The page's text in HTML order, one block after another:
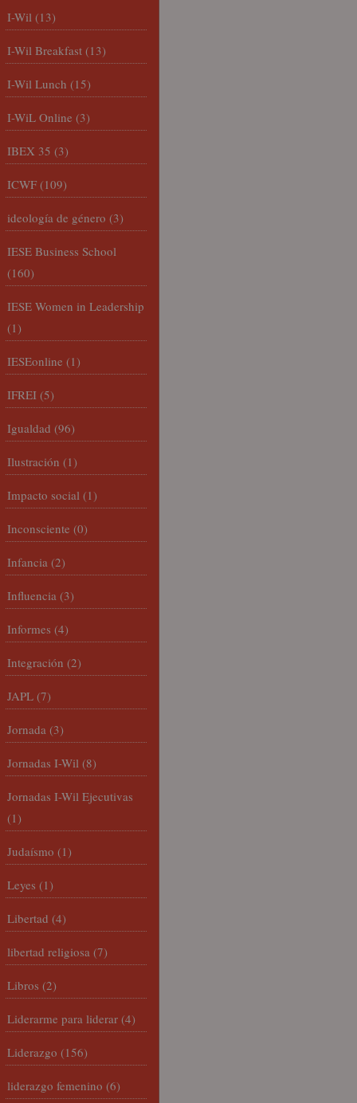
I-Wil (13)
I-Wil Breakfast (13)
I-Wil Lunch (15)
I-WiL Online (3)
IBEX 35 (3)
ICWF (109)
ideología de género (3)
IESE Business School
(160)
IESE Women in Leadership
(1)
IESEonline (1)
IFREI (5)
Igualdad (96)
Ilustración (1)
Impacto social (1)
Inconsciente (0)
Infancia (2)
Influencia (3)
Informes (4)
Integración (2)
JAPL (7)
Jornada (3)
Jornadas I-Wil (8)
Jornadas I-Wil Ejecutivas
(1)
Judaísmo (1)
Leyes (1)
Libertad (4)
libertad religiosa (7)
Libros (2)
Liderarme para liderar (4)
Liderazgo (156)
liderazgo femenino (6)